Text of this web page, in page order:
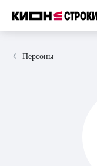
Персоны